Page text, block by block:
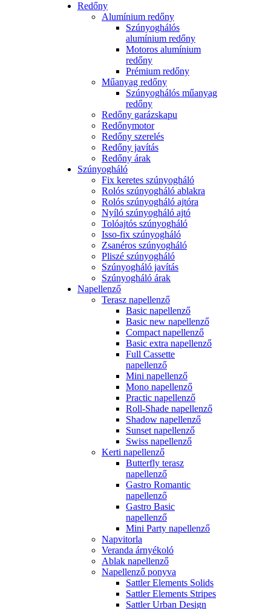
Redőny
Alumínium redőny
Szúnyoghálós
alumínium redőny
Motoros alumínium
redőny
Prémium redőny
Műanyag redőny
Szúnyoghálós műanyag
redőny
Redőny garázskapu
Redőnymotor
Redőny szerelés
Redőny javítás
Redőny árak
Szúnyogháló
Fix keretes szúnyogháló
Rolós szúnyogháló ablakra
Rolós szúnyogháló ajtóra
Nyíló szúnyogháló ajtó
Tolóajtós szúnyogháló
Isso-fix szúnyogháló
Zsanéros szúnyogháló
Pliszé szúnyogháló
Szúnyogháló javítás
Szúnyogháló árak
Napellenző
Terasz napellenző
Basic napellenző
Basic new napellenző
Compact napellenző
Basic extra napellenző
Full Cassette
napellenző
Mini napellenző
Mono napellenző
Practic napellenző
Roll-Shade napellenző
Shadow napellenző
Sunset napellenző
Swiss napellenző
Kerti napellenző
Butterfly terasz
napellenző
Gastro Romantic
napellenző
Gastro Basic
napellenző
Mini Party napellenző
Napvitorla
Veranda árnyékoló
Ablak napellenző
Napellenző ponyva
Sattler Elements Solids
Sattler Elements Stripes
Sattler Urban Design